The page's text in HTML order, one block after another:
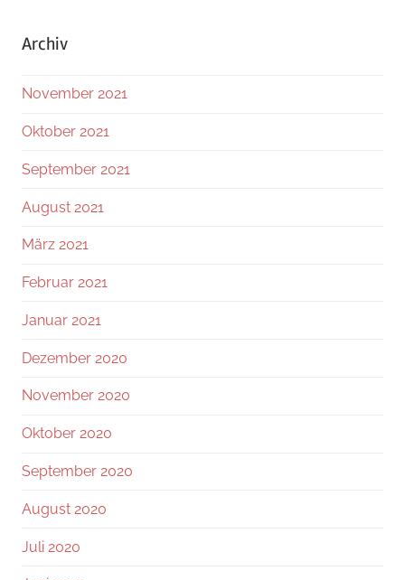
Archiv
November 2021
Oktober 2021
September 2021
August 2021
März 2021
Februar 2021
Januar 2021
Dezember 2020
November 2020
Oktober 2020
September 2020
August 2020
Juli 2020